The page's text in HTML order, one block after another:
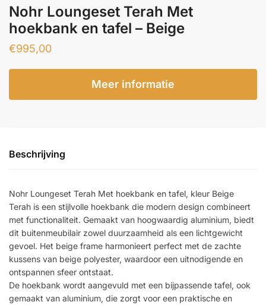
Nohr Loungeset Terah Met
hoekbank en tafel – Beige
€995,00
Meer informatie
Beschrijving
Nohr Loungeset Terah Met hoekbank en tafel, kleur Beige
Terah is een stijlvolle hoekbank die modern design combineert
met functionaliteit. Gemaakt van hoogwaardig aluminium, biedt
dit buitenmeubilair zowel duurzaamheid als een lichtgewicht
gevoel. Het beige frame harmonieert perfect met de zachte
kussens van beige polyester, waardoor een uitnodigende en
ontspannen sfeer ontstaat.
De hoekbank wordt aangevuld met een bijpassende tafel, ook
gemaakt van aluminium, die zorgt voor een praktische en